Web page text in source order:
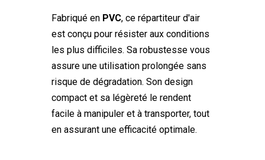
Fabriqué en PVC, ce répartiteur d'air
est conçu pour résister aux conditions
les plus difficiles. Sa robustesse vous
assure une utilisation prolongée sans
risque de dégradation. Son design
compact et sa légèreté le rendent
facile à manipuler et à transporter, tout
en assurant une efficacité optimale.